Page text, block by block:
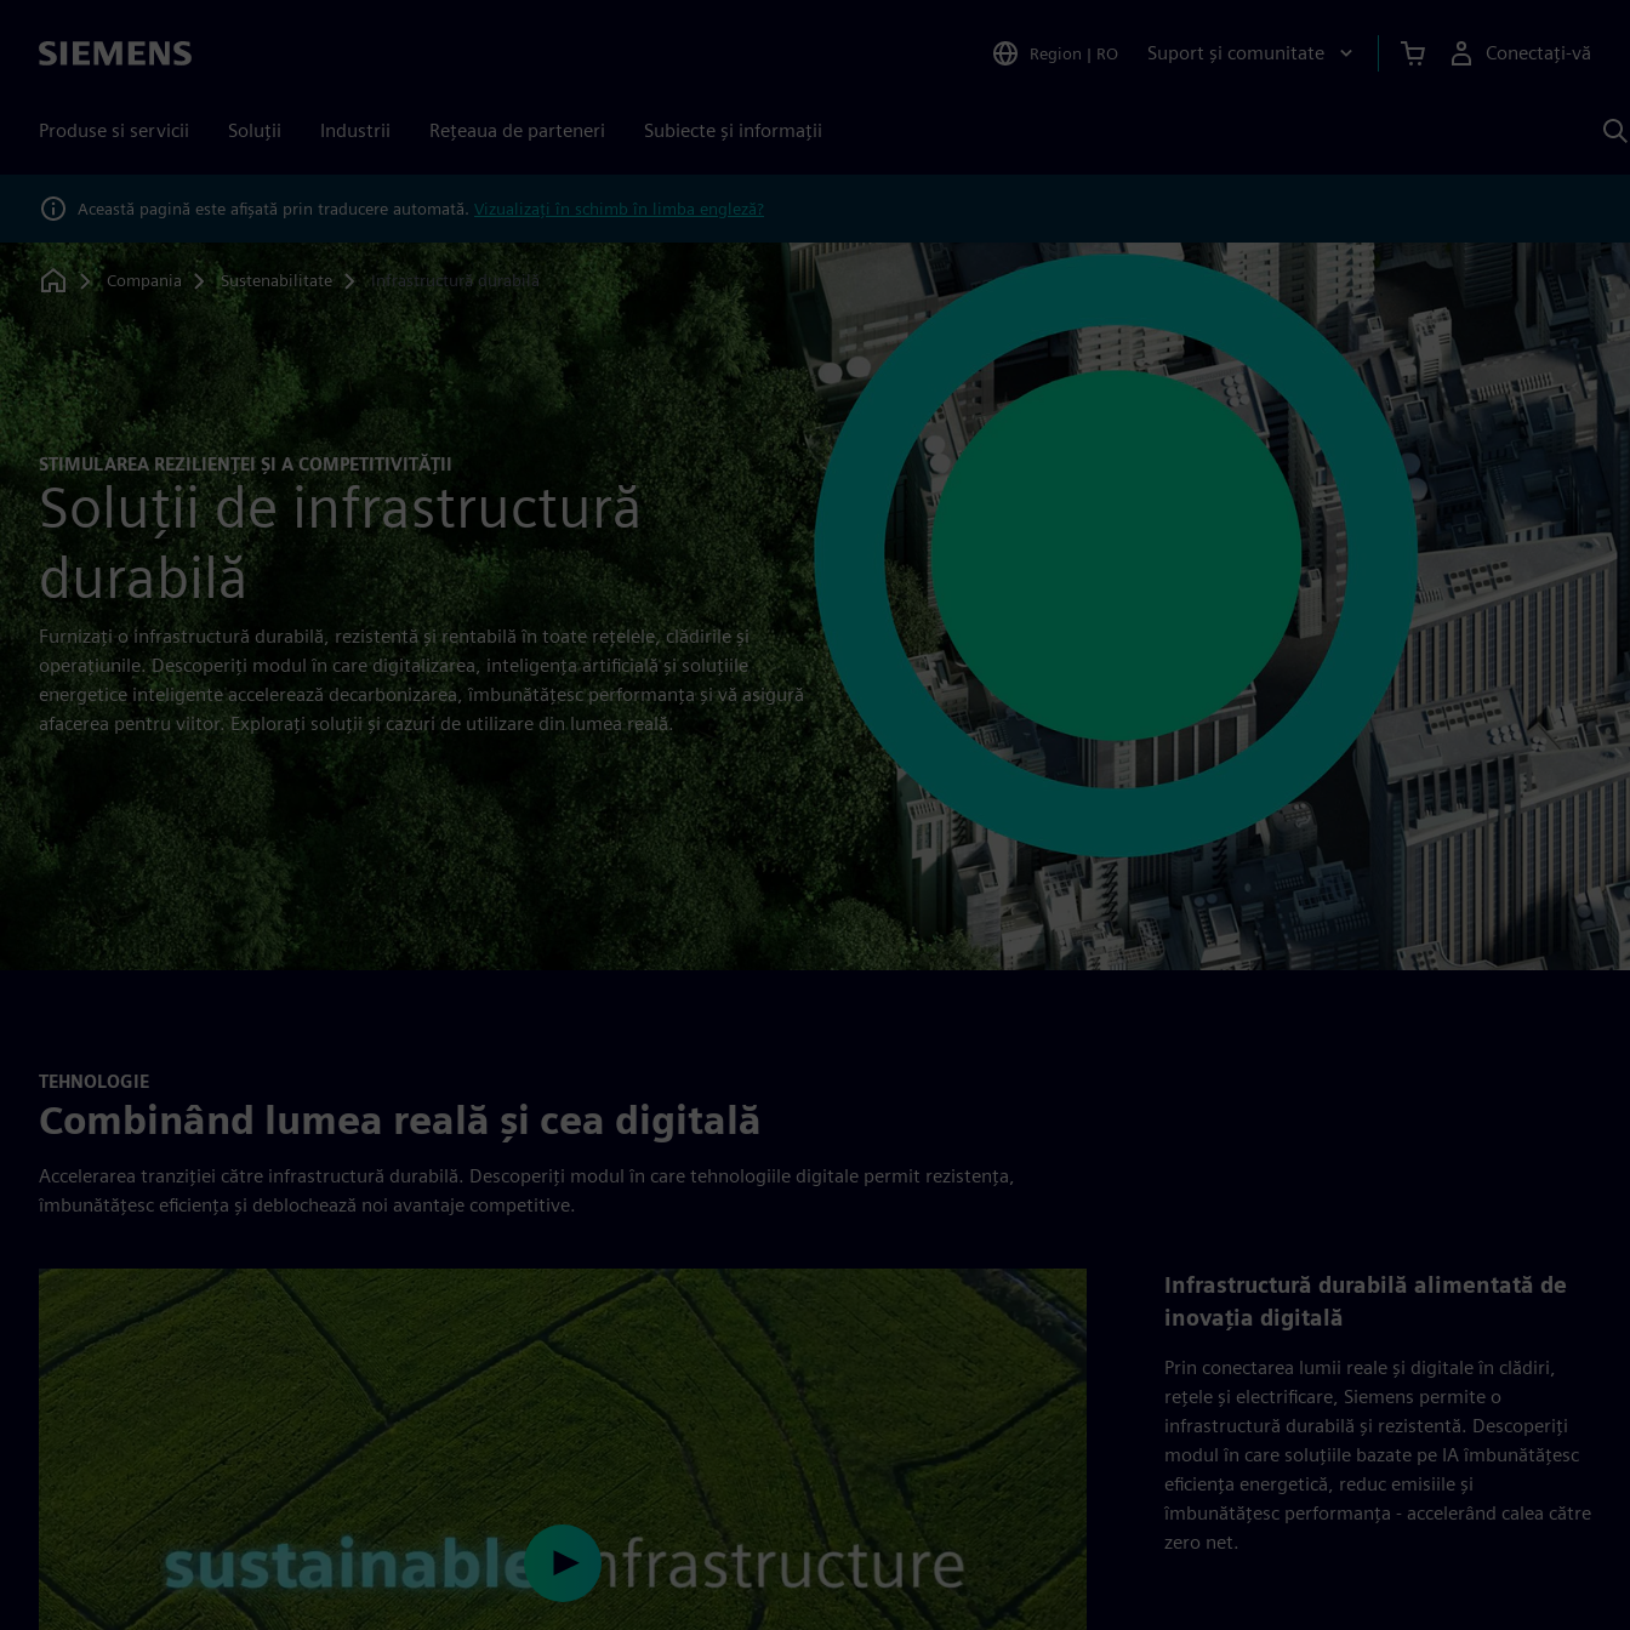
Siemens Region | RO Suport și comunitate Conectați-vă
Produse si servicii Soluții Industrii Rețeaua de parteneri Subiecte și informații
Această pagină este afișată prin traducere automată. Vizualizați în schimb în limba engleză?
Home
Compania Sustenabilitate Infrastructură durabilă
STIMULAREA REZILIENȚEI ȘI A COMPETITIVITĂȚII
Soluții de infrastructură
durabilă
Furnizați o infrastructură durabilă, rezistentă și rentabilă în toate rețelele, clădirile și
operațiunile. Descoperiți modul în care digitalizarea, inteligența artificială și soluțiile
energetice inteligente accelerează decarbonizarea, îmbunătățesc performanța și vă asigură
afacerea pentru viitor. Explorați soluții și cazuri de utilizare din lumea reală.
TEHNOLOGIE
Combinând lumea reală și cea digitală
Accelerarea tranziției către infrastructură durabilă. Descoperiți modul în care tehnologiile digitale permit rezistența,
îmbunătățesc eficiența și deblochează noi avantaje competitive.
Play
Infrastructură durabilă alimentată de
inovația digitală
Prin conectarea lumii reale și digitale în clădiri,
rețele și electrificare, Siemens permite o
infrastructură durabilă și rezistentă. Descoperiți
modul în care soluțiile bazate pe IA îmbunătățesc
eficiența energetică, reduc emisiile și
îmbunătățesc performanța - accelerând calea către
zero net.